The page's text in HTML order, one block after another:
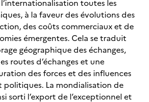
toutes les
à la faveur des évolutions des
des coûts commerciaux et de
émergentes. Cela se traduit
géographique des échanges,
routes d’échanges et une
des forces et des influences
politiques. La mondialisation de
sorti l’export de l’exceptionnel et